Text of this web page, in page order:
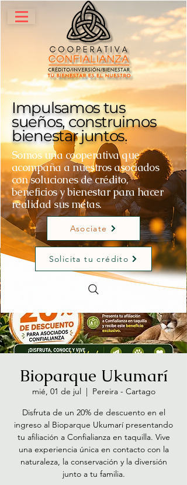
Impulsamos tus
sueños, construimos
bienestar juntos.
Somos una cooperativa que
acompaña a nuestros asociados
con soluciones de crédito,
beneficios y bienestar para hacer
realidad sus metas.
Asociate
Solicita tu crédito
Bioparque Ukumarí
mié, 01 de jul
  |
Pereira - Cartago
Disfruta de un 20% de descuento en el
ingreso al Bioparque Ukumarí presentando
tu afiliación a Confialianza en taquilla. Vive
una experiencia única en contacto con la
naturaleza, la conservación y la diversión
junto a tu familia.